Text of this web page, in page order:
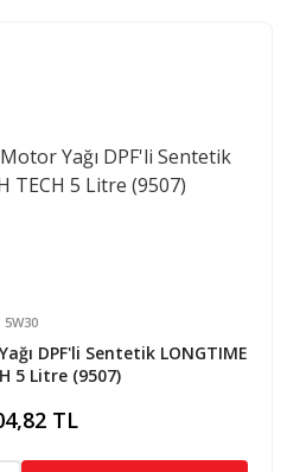
5W30
DPF'li Sentetik LONGTIME
5 Litre (9507)
TL